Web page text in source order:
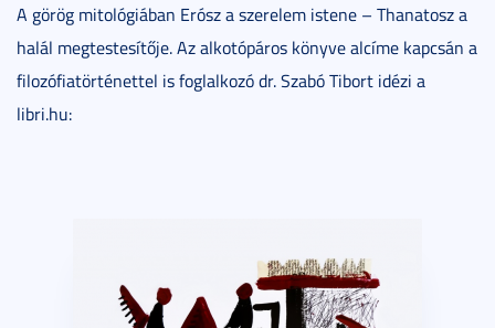
A görög mitológiában Erósz a szerelem istene – Thanatosz a
halál megtestesítője. Az alkotópáros könyve alcíme kapcsán a
filozófiatörténettel is foglalkozó dr. Szabó Tibort idézi a
libri.hu: